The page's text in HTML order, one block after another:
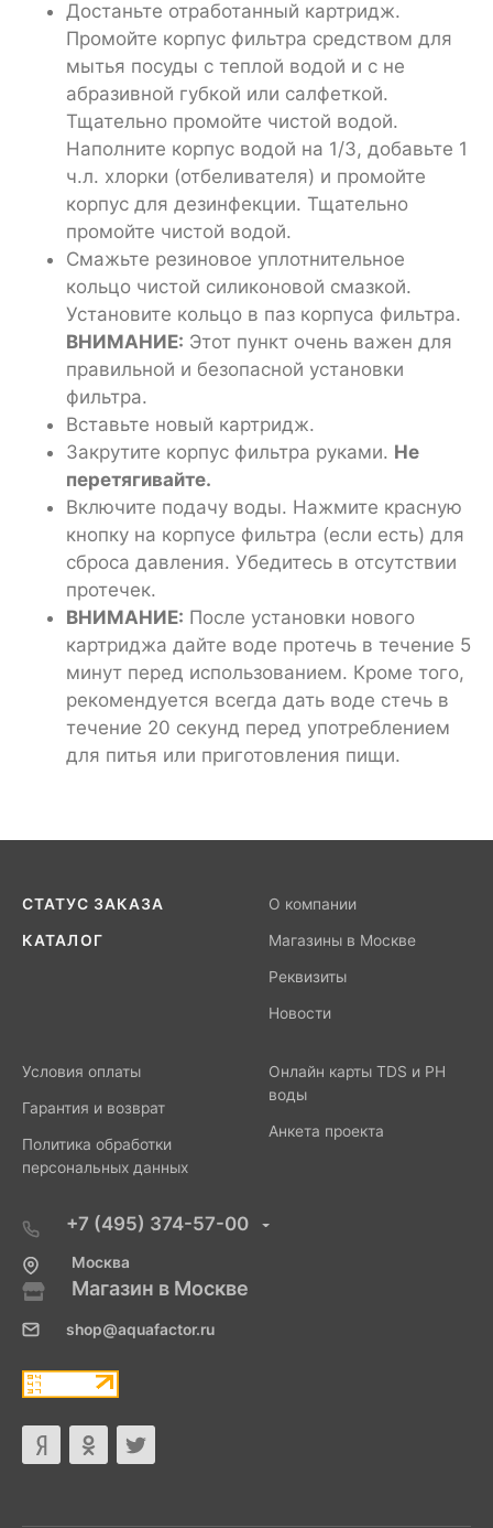
Достаньте отработанный картридж.
Промойте корпус фильтра средством для
мытья посуды с теплой водой и с не
абразивной губкой или салфеткой.
Тщательно промойте чистой водой.
Наполните корпус водой на 1/3, добавьте 1
ч.л. хлорки (отбеливателя) и промойте
корпус для дезинфекции. Тщательно
промойте чистой водой.
Смажьте резиновое уплотнительное
кольцо чистой силиконовой смазкой.
Установите кольцо в паз корпуса фильтра.
ВНИМАНИЕ: Этот пункт очень важен для
правильной и безопасной установки
фильтра.
Вставьте новый картридж.
Закрутите корпус фильтра руками. Не
перетягивайте.
Включите подачу воды. Нажмите красную
кнопку на корпусе фильтра (если есть) для
сброса давления. Убедитесь в отсутствии
протечек.
ВНИМАНИЕ: После установки нового
картриджа дайте воде протечь в течение 5
минут перед использованием. Кроме того,
рекомендуется всегда дать воде стечь в
течение 20 секунд перед употреблением
для питья или приготовления пищи.
СТАТУС ЗАКАЗА
КАТАЛОГ
О компании
Магазины в Москве
Реквизиты
Новости
Условия оплаты
Гарантия и возврат
Политика обработки
персональных данных
Онлайн карты TDS и PH
воды
Анкета проекта
+7 (495) 374-57-00
Москва
Магазин в Москве
shop@aquafactor.ru